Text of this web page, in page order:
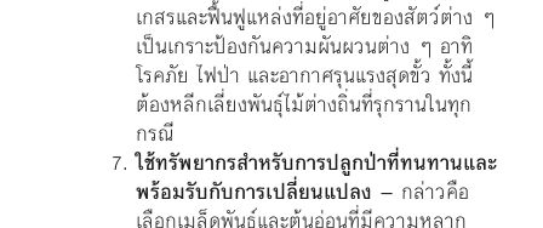
เกสรและฟื้นฟูแหล่งที่อยู่อาศัยของสัตว์ต่าง ๆ
เป็นเกราะป้องกันความผันผวนต่าง ๆ อาทิ
โรคภัย ไฟป่า และอากาศรุนแรงสุดขั้ว ทั้งนี้
ต้องหลีกเลี่ยงพันธุ์ไม้ต่างถิ่นที่รุกรานในทุก
กรณี
ใช้ทรัพยากรสำหรับการปลูกป่าที่ทนทานและ
พร้อมรับกับการเปลี่ยนแปลง – กล่าวคือ